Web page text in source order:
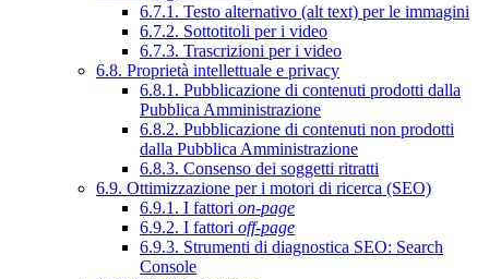
6.7.1. Testo alternativo (alt text) per le immagini
6.7.2. Sottotitoli per i video
6.7.3. Trascrizioni per i video
6.8. Proprietà intellettuale e privacy
6.8.1. Pubblicazione di contenuti prodotti dalla
Pubblica Amministrazione
6.8.2. Pubblicazione di contenuti non prodotti
dalla Pubblica Amministrazione
6.8.3. Consenso dei soggetti ritratti
6.9. Ottimizzazione per i motori di ricerca (SEO)
6.9.1. I fattori on-page
6.9.2. I fattori off-page
6.9.3. Strumenti di diagnostica SEO: Search
Console